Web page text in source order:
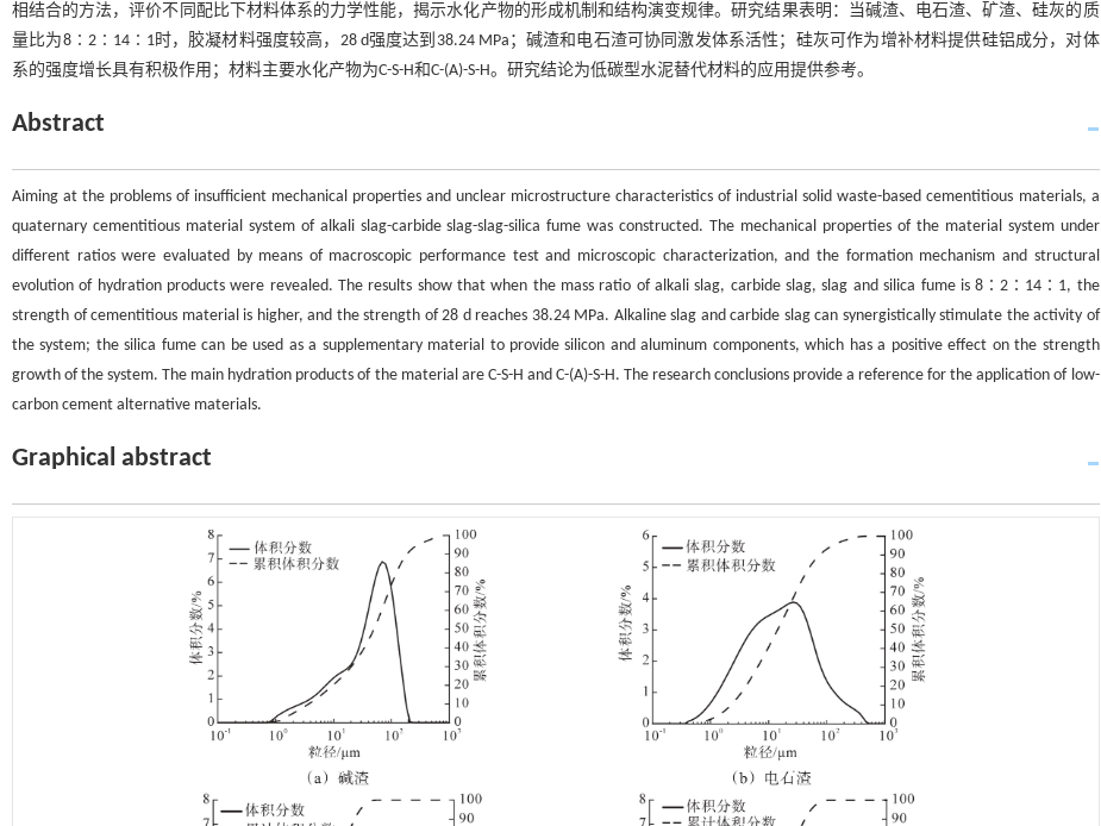
相结合的方法，评价不同配比下材料体系的力学性能，揭示水化产物的形成机制和结构演变规律。研究结果表明：当碱渣、电石渣、矿渣、硅灰的质
量比为8∶2∶14∶1时，胶凝材料强度较高，28 d强度达到38.24 MPa；碱渣和电石渣可协同激发体系活性；硅灰可作为增补材料提供硅铝成分，对体
系的强度增长具有积极作用；材料主要水化产物为C-S-H和C-(A)-S-H。研究结论为低碳型水泥替代材料的应用提供参考。
Abstract
Aiming at the problems of insufficient mechanical properties and unclear microstructure characteristics of industrial solid waste-based cementitious materials, a
quaternary cementitious material system of alkali slag-carbide slag-slag-silica fume was constructed. The mechanical properties of the material system under
different ratios were evaluated by means of macroscopic performance test and microscopic characterization, and the formation mechanism and structural
evolution of hydration products were revealed. The results show that when the mass ratio of alkali slag, carbide slag, slag and silica fume is 8∶2∶14∶1, the
strength of cementitious material is higher, and the strength of 28 d reaches 38.24 MPa. Alkaline slag and carbide slag can synergistically stimulate the activity of
the system; the silica fume can be used as a supplementary material to provide silicon and aluminum components, which has a positive effect on the strength
growth of the system. The main hydration products of the material are C-S-H and C-(A)-S-H. The research conclusions provide a reference for the application of low-
carbon cement alternative materials.
Graphical abstract